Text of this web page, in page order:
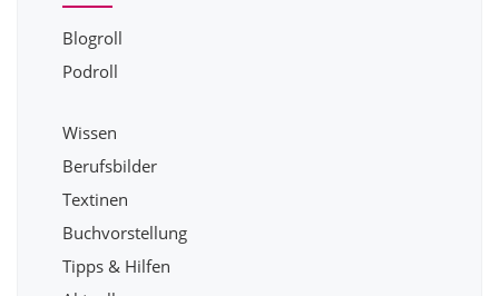
Blogroll
Podroll
Wissen
Berufsbilder
Textinen
Buchvorstellung
Tipps & Hilfen